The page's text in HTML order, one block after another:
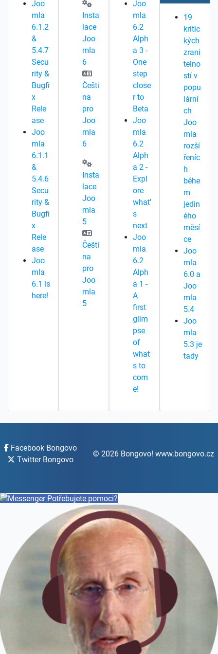
Joo
mla
6.1.2
&
5.4.7
Secu
rity &
Bugfi
x
Rele
ase
Joo
mla
6.1.1
&
5.4.6
Secu
rity &
Bugfi
x
Rele
ase
Joo
mla
6.1 is
here!
Insta
lace
Joo
mla
6
Češti
na
pro
Joo
mla
6
Insta
lace
Joo
mla
5
Češti
na
pro
Joo
mla
5
Joo
mla
6.2
Alph
a 3 -
One
step
close
r to
Beta
Joo
mla
6.2
Alph
a 2 -
Expl
ore
what'
s
next
Joo
mla
6.2
Alph
a 1 -
A
first
glim
pse
of
what
s to
com
e!
19
kritic
kých
zrani
telno
stí v
popu
lární
ch
Joo
mla
rozší
řeníc
h
běhe
m
jedin
ého
měsí
ce
Joo
mla
6.0 a
Joo
mla
5.4
Joo
mla
5.3 je
tady
Facebook Bongovo
Twitter Bongovo
© 2026 Bongovo! www.bongovo.cz
Potřebujete pomoci?